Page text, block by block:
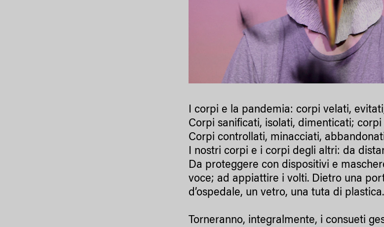
I corpi e la pandemia: corpi velati,
Corpi sanificati, isolati, dimenticati;
Corpi controllati, minacciati,
I nostri corpi e i corpi degli altri: da
Da proteggere con dispositivi e
voce; ad appiattire i volti. Dietro una
d’ospedale, un vetro, una tuta di plastica.
Torneranno, integralmente, i consueti